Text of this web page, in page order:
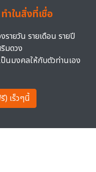
ำในสิ่งที่เชื่อ
รายวัน รายเดือน รายปี
มดวง
นมงคลให้กับตัวท่านเอง
) เร็วๆนี้